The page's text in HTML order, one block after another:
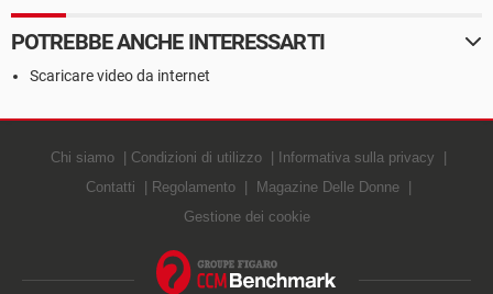
POTREBBE ANCHE INTERESSARTI
Scaricare video da internet
Chi siamo Condizioni di utilizzo
Informativa sulla privacy
Contatti
Regolamento
Magazine Delle Donne
Gestione dei cookie